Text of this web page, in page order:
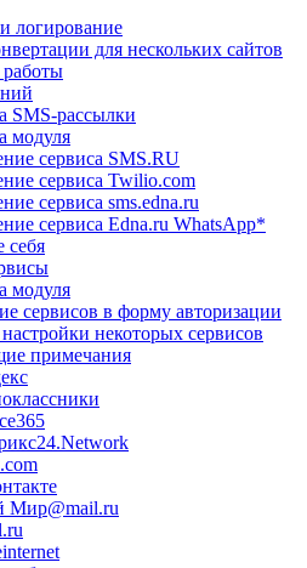
логирование
для нескольких сайтов
SMS-рассылки
модуля
сервиса SMS.RU
сервиса Twilio.com
сервиса sms.edna.ru
сервиса Edna.ru WhatsApp*
себя
модуля
сервисов в форму авторизации
некоторых сервисов
примечания
Мир@mail.ru